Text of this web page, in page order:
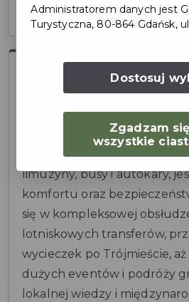
Przejdź na stronę
O partnerze
AutoComfort zapewnia
luksusowe usługi
lat. Nasza flota, obejmująca
limuzyny, busy i autokary,
komfortu oraz
się w kompleksowej
lotniskowych transferów,
wycieczek po Trójmieście,
dużych eventów i podróży
lokalnej wiedzy i
Administratorem danych jest
Turystyczna, 80-864 Gdańsk,
Dostosuj
Zgadzam
wszystkie